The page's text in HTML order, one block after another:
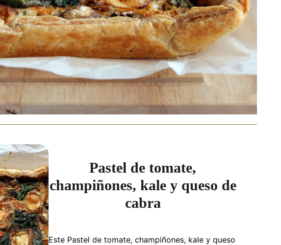
Pastel de tomate,
champiñones, kale y queso de
cabra
Este Pastel de tomate, champiñones, kale y queso